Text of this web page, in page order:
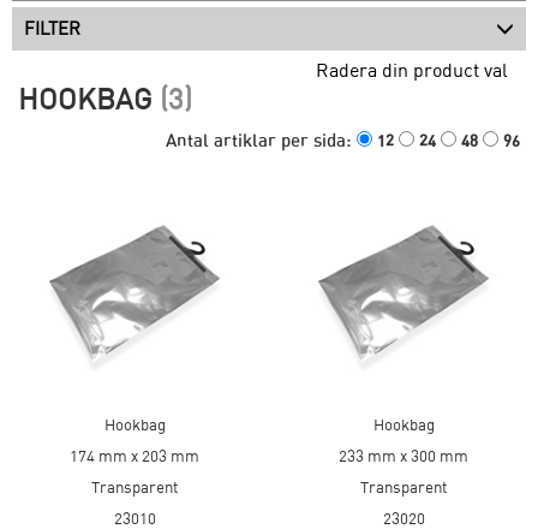
FILTER
Radera din product val
HOOKBAG (3)
Antal artiklar per sida: 12 24 48 96
Hookbag
174 mm x 203 mm
Transparent
23010
Hookbag
233 mm x 300 mm
Transparent
23020